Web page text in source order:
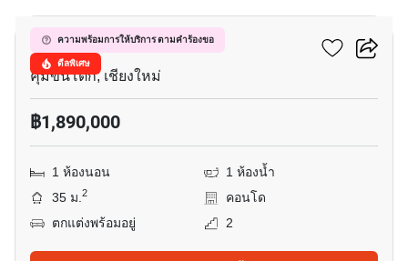
ความพร้อมการให้บริการ ตามคำร้องขอ
ดีลพิเศษ
วันพลัส บิสสิเนส พาร์ค 3
คุ้มขันโตก, เชียงใหม่
฿1,890,000
1 ห้องนอน
1 ห้องน้ำ
35 ม.2
คอนโด
ตกแต่งพร้อมอยู่
2